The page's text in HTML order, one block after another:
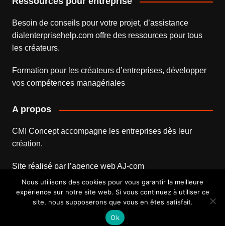
Besoin de conseils pour votre projet, d’assistance
dialenterprisehelp.comoffre des ressources pour tous
les créateurs.
Formation pour les créateurs d’entreprises, développer
vos compétences managériales
A propos
CMI Concept accompagne les entreprises dès leur
création.
Site réalisé par l’agence webAJ-com
Nous utilisons des cookies pour vous garantir la meilleure
expérience sur notre site web. Si vous continuez à utiliser ce
site, nous supposerons que vous en êtes satisfait.
Ok